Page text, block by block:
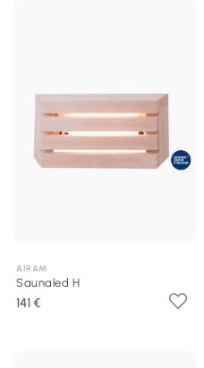
AIRAM
Saunaled H
141 €